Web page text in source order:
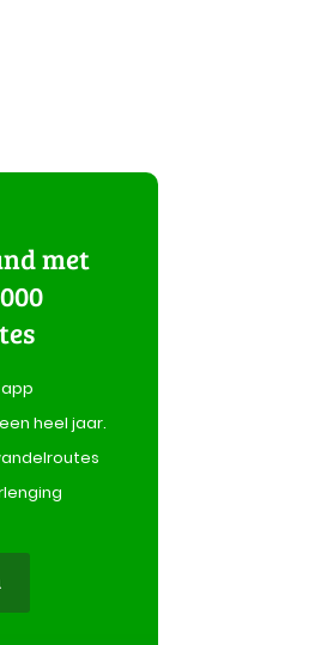
met
heel jaar.